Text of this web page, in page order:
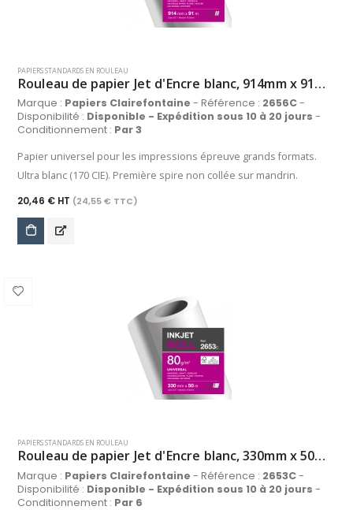
PAPIERS STANDARDS EN ROULEAU
Rouleau de papier Jet d'Encre blanc, 914mm x 91m, 80 g/m²
Marque : Papiers Clairefontaine - Référence : 2656C-
Disponibilité : Disponible - Expédition sous 10 à 20 jours -
Conditionnement : Par 3
Papier universel pour les impressions épreuve grands formats.
Ultra blanc (170 CIE). Première spire non collée sur mandrin.
20,46 € HT (24,55 € TTC)
PAPIERS STANDARDS EN ROULEAU
Rouleau de papier Jet d'Encre blanc, 330mm x 50m, 80 g/m²
Marque : Papiers Clairefontaine - Référence : 2653C-
Disponibilité : Disponible - Expédition sous 10 à 20 jours -
Conditionnement : Par 6